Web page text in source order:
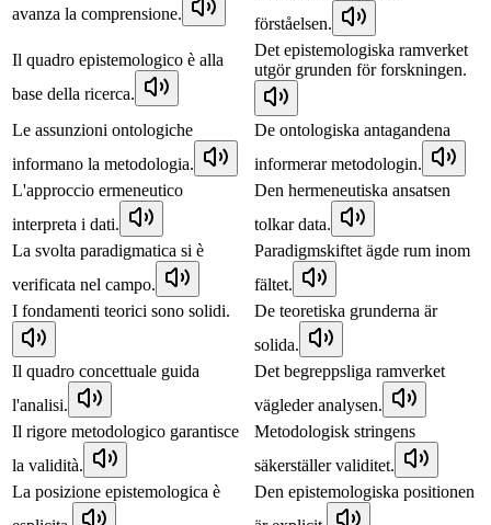
avanza la comprensione.
förståelsen.
Il quadro epistemologico è alla
base della ricerca.
Det epistemologiska ramverket
utgör grunden för forskningen.
Le assunzioni ontologiche
informano la metodologia.
De ontologiska antagandena
informerar metodologin.
L'approccio ermeneutico
interpreta i dati.
Den hermeneutiska ansatsen
tolkar data.
La svolta paradigmatica si è
verificata nel campo.
Paradigmskiftet ägde rum inom
fältet.
I fondamenti teorici sono solidi.
De teoretiska grunderna är
solida.
Il quadro concettuale guida
l'analisi.
Det begreppsliga ramverket
vägleder analysen.
Il rigore metodologico garantisce
la validità.
Metodologisk stringens
säkerställer validitet.
La posizione epistemologica è
Den epistemologiska positionen